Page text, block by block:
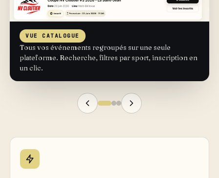
VUE CATALOGUE
Tous vos événements regroupés sur une seule
plateforme. Recherche, filtres par sport, inscription en
un clic.